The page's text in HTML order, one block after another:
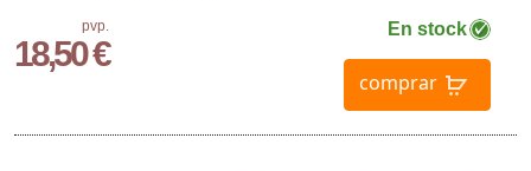
pvp.
18,50 €
En stock
comprar